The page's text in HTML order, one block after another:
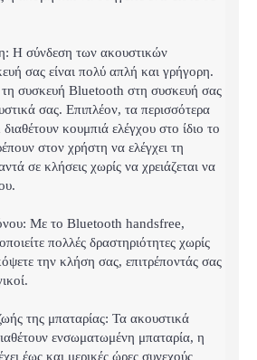
Η σύνδεση των ακουστικών
σας είναι πολύ απλή και γρήγορη.
τη συσκευή Bluetooth στη συσκευή σας
σας. Επιπλέον, τα περισσότερα
κουμπιά ελέγχου στο ίδιο το
στον χρήστη να ελέγχει τη
σε κλήσεις χωρίς να χρειάζεται να
Με το Bluetooth handsfree,
πολλές δραστηριότητες χωρίς
την κλήση σας, επιτρέποντάς σας
της μπαταρίας: Τα ακουστικά
ενσωματωμένη μπαταρία, η
έως και μερικές ώρες συνεχούς